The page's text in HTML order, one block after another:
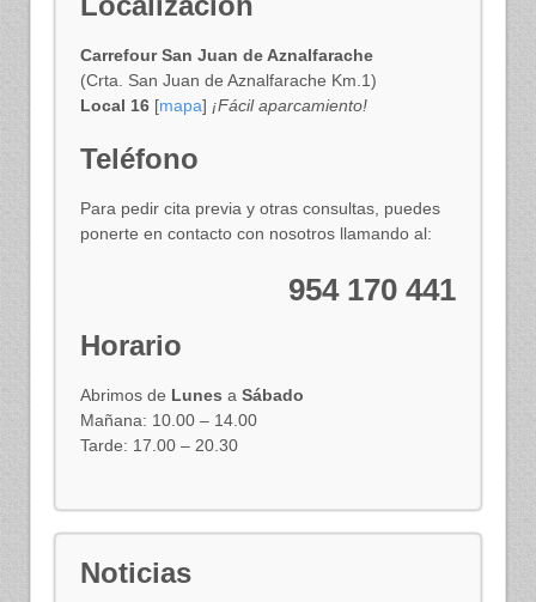
Carrefour San Juan de Aznalfarache
(Crta. San Juan de Aznalfarache Km.1)
Local 16 [mapa] ¡Fácil aparcamiento!
Teléfono
Para pedir cita previa y otras consultas, puedes
ponerte en contacto con nosotros llamando al:
954 170 441
Horario
Abrimos de Lunes a Sábado
Mañana: 10.00 – 14.00
Tarde: 17.00 – 20.30
Noticias